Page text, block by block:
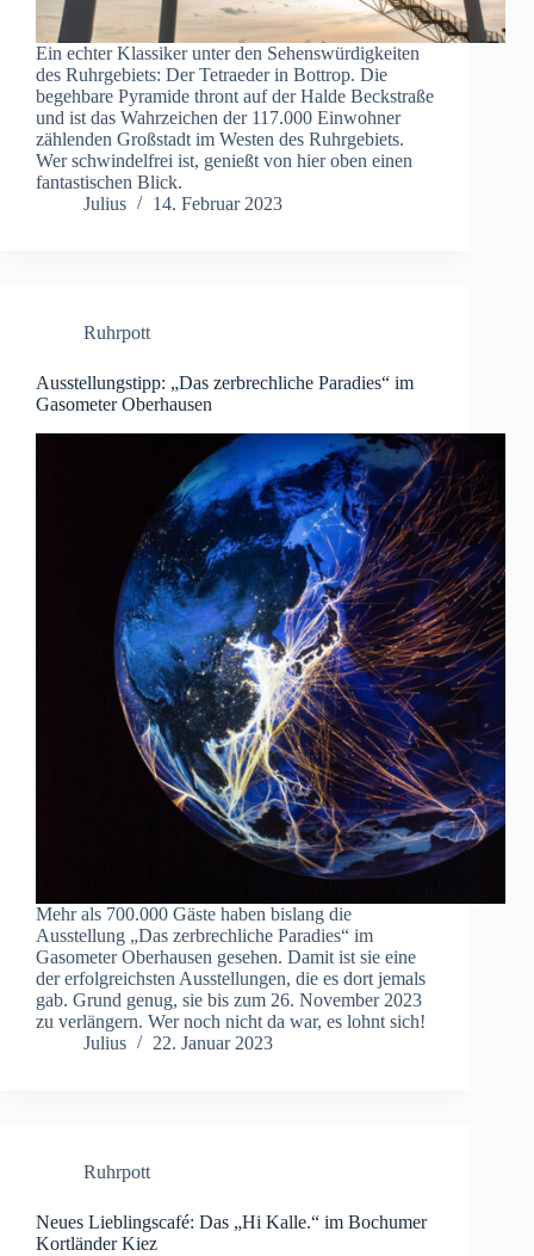
Ein echter Klassiker unter den Sehenswürdigkeiten
des Ruhrgebiets: Der Tetraeder in Bottrop. Die
begehbare Pyramide thront auf der Halde Beckstraße
und ist das Wahrzeichen der 117.000 Einwohner
zählenden Großstadt im Westen des Ruhrgebiets.
Wer schwindelfrei ist, genießt von hier oben einen
fantastischen Blick.
Julius
14. Februar 2023
Ruhrpott
Ausstellungstipp: „Das zerbrechliche Paradies“ im
Gasometer Oberhausen
Mehr als 700.000 Gäste haben bislang die
Ausstellung „Das zerbrechliche Paradies“ im
Gasometer Oberhausen gesehen. Damit ist sie eine
der erfolgreichsten Ausstellungen, die es dort jemals
gab. Grund genug, sie bis zum 26. November 2023
zu verlängern. Wer noch nicht da war, es lohnt sich!
Julius
22. Januar 2023
Ruhrpott
Neues Lieblingscafé: Das „Hi Kalle.“ im Bochumer
Kortländer Kiez